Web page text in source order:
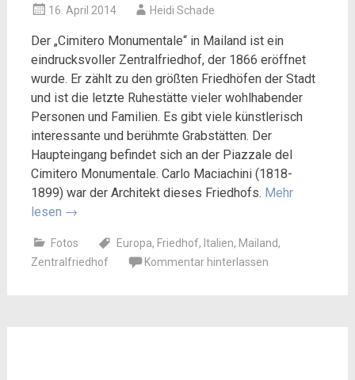
16. April 2014 Heidi Schade
Der „Cimitero Monumentale“ in Mailand ist ein
eindrucksvoller Zentralfriedhof, der 1866 eröffnet
wurde. Er zählt zu den größten Friedhöfen der Stadt
und ist die letzte Ruhestätte vieler wohlhabender
Personen und Familien. Es gibt viele künstlerisch
interessante und berühmte Grabstätten. Der
Haupteingang befindet sich an der Piazzale del
Cimitero Monumentale. Carlo Maciachini (1818-
1899) war der Architekt dieses Friedhofs. Mehr
lesen →
Fotos Europa, Friedhof, Italien, Mailand,
Zentralfriedhof
Kommentar hinterlassen